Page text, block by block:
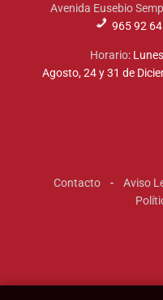
Avenida Eusebio
965 92
Horario:
Agosto, 24 y 31 de
Contacto- Aviso